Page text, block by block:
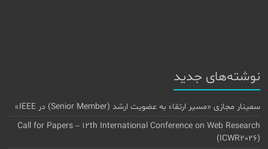
نوشته‌های جدید
سمینار مجازی «مسیر ارتقاء به عضویت ارشد (Senior Member) در IEEE»
Call for Papers – 12th International Conference on Web Research
(ICWR2026)